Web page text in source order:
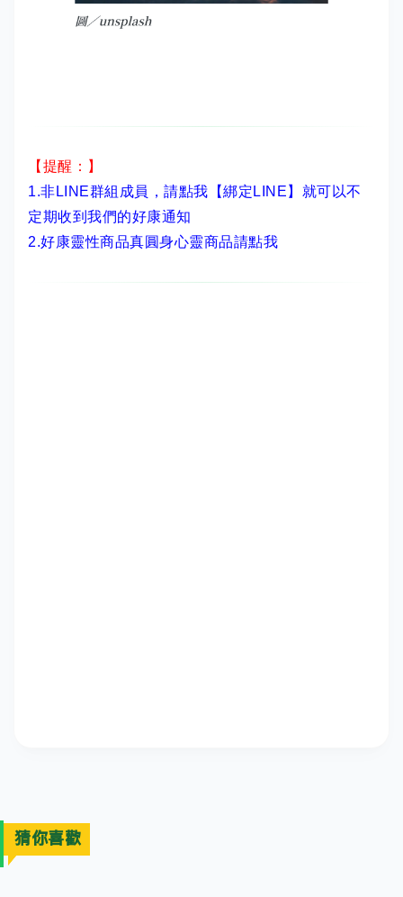
【提醒：】
1.非LINE群組成員， 請點我【綁定LINE】 就可以不
定期收到我們的好康通知
2.好康靈性商品真圓身心靈商品請點我
猜你喜歡